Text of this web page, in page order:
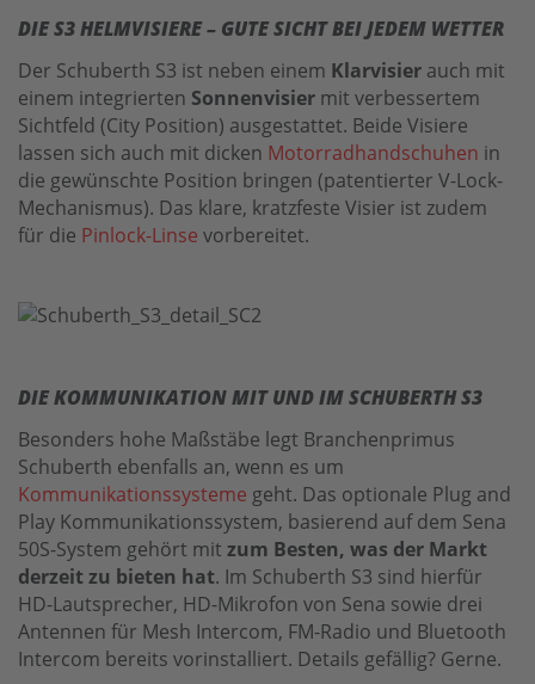
DIE S3 HELMVISIERE – GUTE SICHT BEI JEDEM WETTER
Der Schuberth S3 ist neben einem Klarvisier auch mit
einem integrierten Sonnenvisier mit verbessertem
Sichtfeld (City Position) ausgestattet. Beide Visiere
lassen sich auch mit dicken Motorradhandschuhen in
die gewünschte Position bringen (patentierter V-Lock-
Mechanismus). Das klare, kratzfeste Visier ist zudem
für die Pinlock-Linse vorbereitet.
DIE KOMMUNIKATION MIT UND IM SCHUBERTH S3
Besonders hohe Maßstäbe legt Branchenprimus
Schuberth ebenfalls an, wenn es um
Kommunikationssysteme geht. Das optionale Plug and
Play Kommunikationssystem, basierend auf dem Sena
50S-System gehört mit zum Besten, was der Markt
derzeit zu bieten hat. Im Schuberth S3 sind hierfür
HD-Lautsprecher, HD-Mikrofon von Sena sowie drei
Antennen für Mesh Intercom, FM-Radio und Bluetooth
Intercom bereits vorinstalliert. Details gefällig? Gerne.